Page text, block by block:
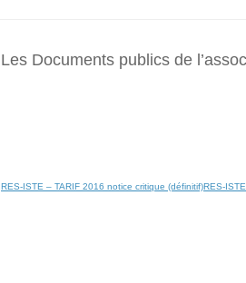
Les Documents publics de
RES-ISTE – TARIF 2016 notice critique (définitif)RES-